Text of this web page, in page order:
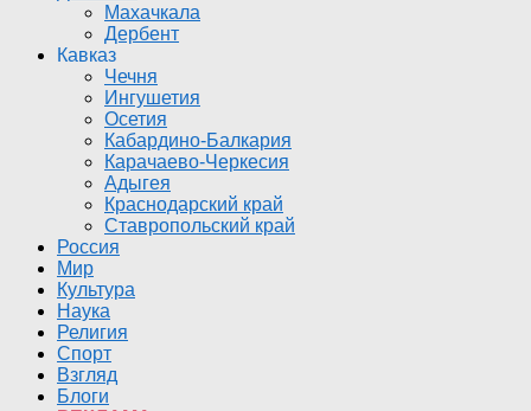
Махачкала
Дербент
Кавказ
Чечня
Ингушетия
Осетия
Кабардино-Балкария
Карачаево-Черкесия
Адыгея
Краснодарский край
Ставропольский край
Россия
Мир
Культура
Наука
Религия
Спорт
Взгляд
Блоги